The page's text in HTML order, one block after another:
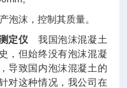
沫，控制其质量。
定仪 我国泡沫混凝土
，但始终没有泡沫混凝
导致国内泡沫混凝土的
对这种情况，我公司在